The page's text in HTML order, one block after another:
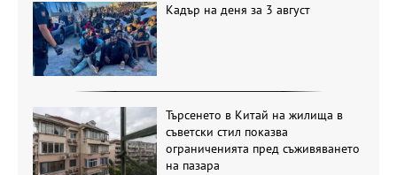
Кадър на деня за 3 август
Търсенето в Китай на жилища в
съветски стил показва
ограниченията пред съживяването
на пазара